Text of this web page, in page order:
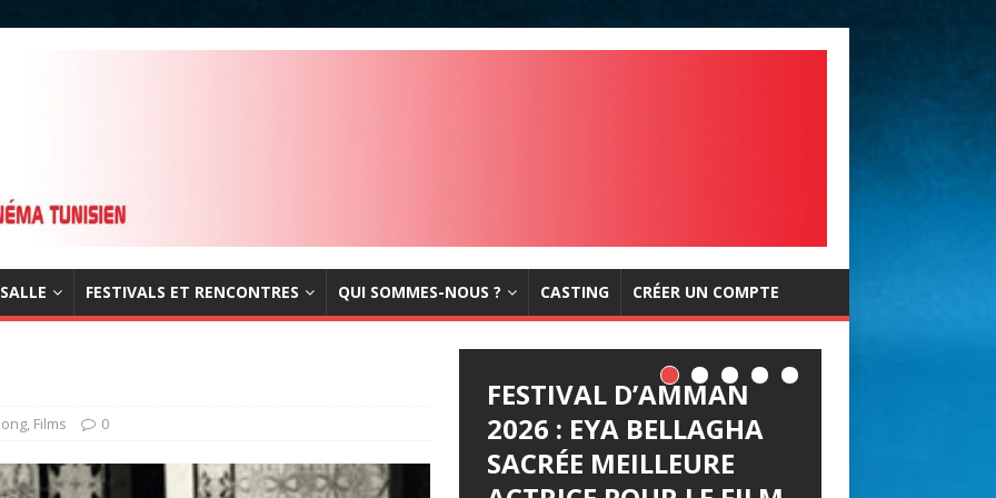
FESTIVALS ET RENCONTRES QUI SOMMES-NOUS ? CASTING CRÉER UN COMPTE
, Films 0
LES JOURNÉES
CINÉMATOGRAPHIQUE
S DE CARTHAGE (JCC)